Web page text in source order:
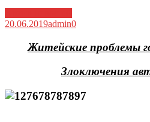
20.06.2019admin0
Житейские проблемы
Злоключения